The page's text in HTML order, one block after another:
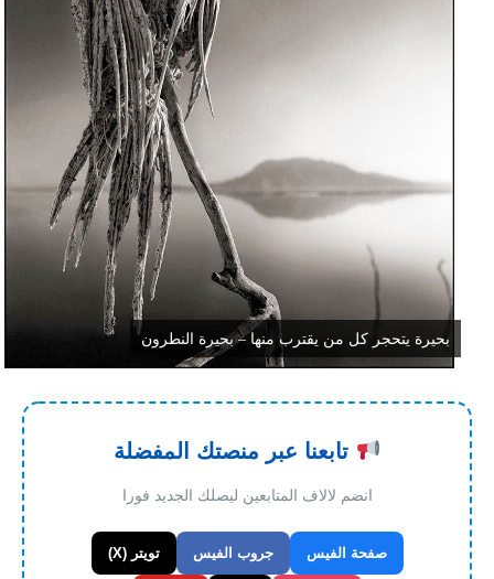
بحيرة يتحجر كل من يقترب منها – بحيرة النطرون
تابعنا عبر منصتك المفضلة
انضم لالاف المتابعين ليصلك الجديد فورا
صفحة الفيس جروب الفيس تويتر (X)